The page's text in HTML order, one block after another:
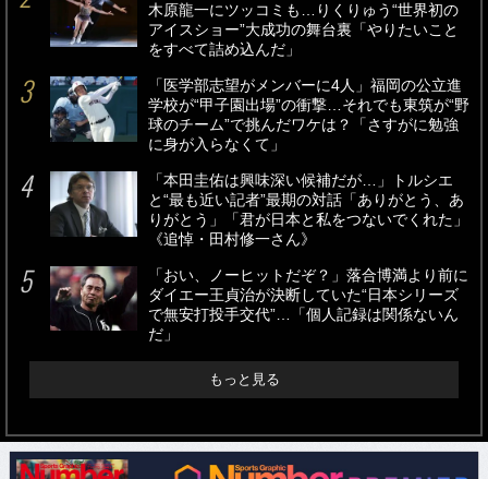
木原龍一にツッコミも…りくりゅう“世界初の
アイスショー”大成功の舞台裏「やりたいこと
をすべて詰め込んだ」
「医学部志望がメンバーに4人」福岡の公立進
学校が“甲子園出場”の衝撃…それでも東筑が“野
球のチーム”で挑んだワケは？「さすがに勉強
に身が入らなくて」
「本田圭佑は興味深い候補だが…」トルシエ
と“最も近い記者”最期の対話「ありがとう、あ
りがとう」「君が日本と私をつないでくれた」
《追悼・田村修一さん》
「おい、ノーヒットだぞ？」落合博満より前に
ダイエー王貞治が決断していた“日本シリーズ
で無安打投手交代”…「個人記録は関係ないん
だ」
もっと見る